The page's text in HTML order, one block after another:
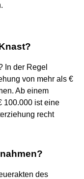
In der Regel
von mehr als €
Ab einem
100.000 ist eine
recht
des